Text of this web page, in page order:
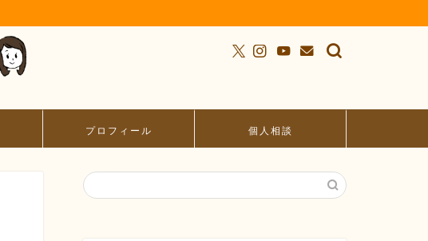
プロフィール 個人相談